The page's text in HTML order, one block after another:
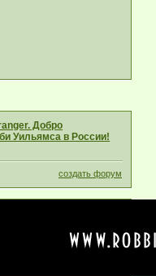
Добро
Уильямса в России!
создать форум